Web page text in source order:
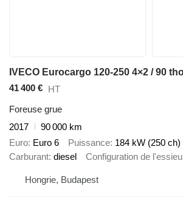
41 400 € HT
Foreuse grue
2017
90 000 km
Euro Euro 6 Puissance 184 kW (250 ch)
Carburant diesel Configuration de l'essieu
Hongrie, Budapest